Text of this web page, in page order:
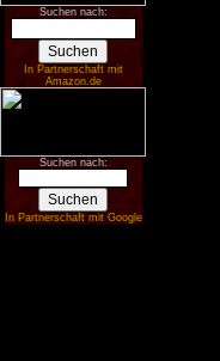
Suchen nach:
In Partnerschaft mit
Amazon.de
Suchen nach:
In Partnerschaft mit Google